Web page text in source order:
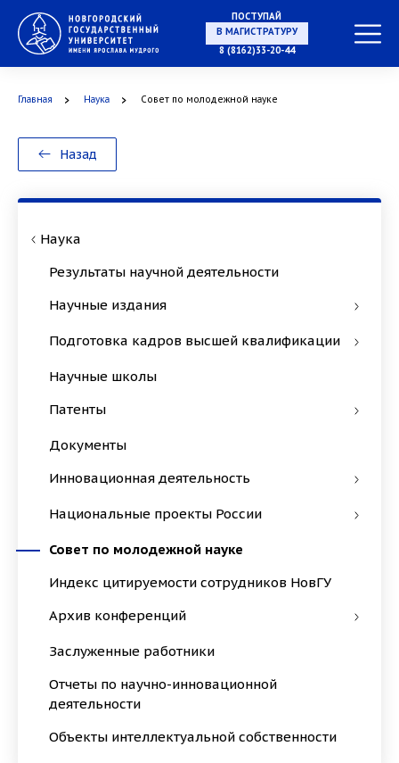
ПОСТУПАЙ
В МАГИСТРАТУРУ
В ОРДИНАТУРУ
8 (8162)33-20-44
Главная Наука Совет по молодежной науке
Назад
Наука
Результаты научной деятельности
Научные издания
Подготовка кадров высшей квалификации
Научные школы
Патенты
Документы
Инновационная деятельность
Национальные проекты России
Совет по молодежной науке
Индекс цитируемости сотрудников НовГУ
Архив конференций
Заслуженные работники
Отчеты по научно-инновационной
деятельности
Объекты интеллектуальной собственности